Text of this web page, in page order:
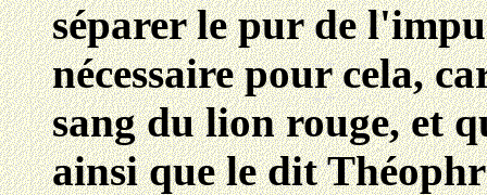
séparer le pur de
nécessaire pour cela,
sang du lion rouge, et
ainsi que le dit